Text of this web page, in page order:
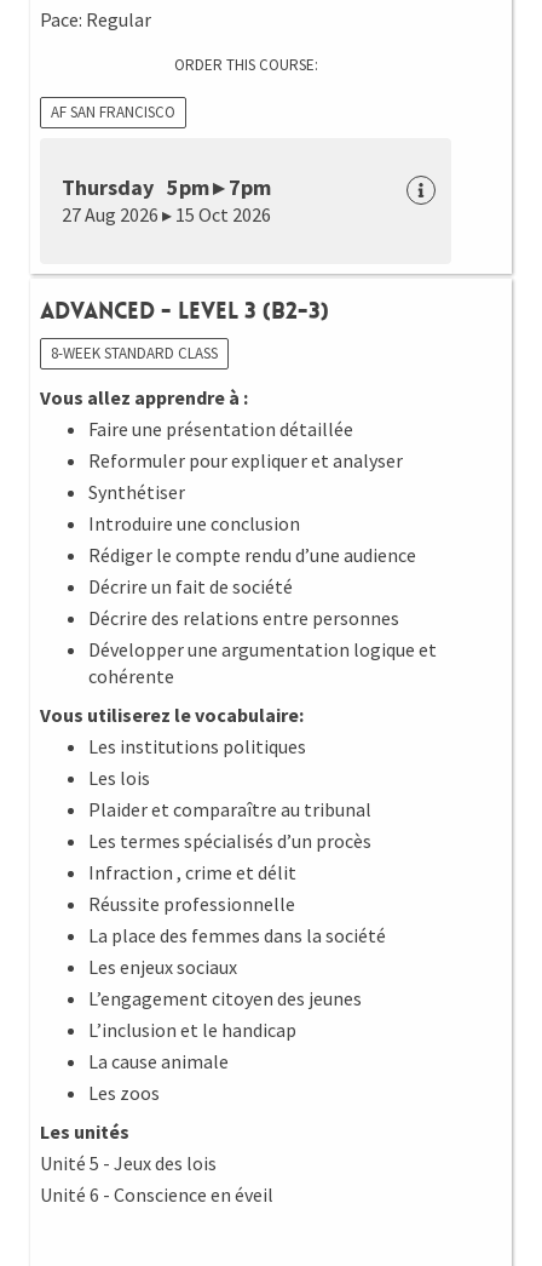
Pace: Regular
ORDER THIS COURSE:
AF SAN FRANCISCO
Thursday 5pm ▸ 7pm
27 Aug 2026 ▸ 15 Oct 2026
Advanced - Level 3 (B2-3)
8-WEEK STANDARD CLASS
Vous allez apprendre à :
Faire une présentation détaillée
Reformuler pour expliquer et analyser
Synthétiser
Introduire une conclusion
Rédiger le compte rendu d’une audience
Décrire un fait de société
Décrire des relations entre personnes
Développer une argumentation logique et
cohérente
Vous utiliserez le vocabulaire:
Les institutions politiques
Les lois
Plaider et comparaître au tribunal
Les termes spécialisés d’un procès
Infraction , crime et délit
Réussite professionnelle
La place des femmes dans la société
Les enjeux sociaux
L’engagement citoyen des jeunes
L’inclusion et le handicap
La cause animale
Les zoos
Les unités
Unité 5 - Jeux des lois
Unité 6 - Conscience en éveil